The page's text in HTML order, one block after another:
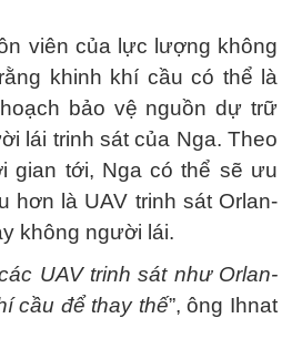
viên của lực lượng không
khinh khí cầu có thể là
bảo vệ nguồn dự trữ
lái trinh sát của Nga. Theo
gian tới, Nga có thể sẽ ưu
hơn là UAV trinh sát Orlan-
không người lái.
UAV trinh sát như Orlan-
cầu để thay thế”, ông Ihnat